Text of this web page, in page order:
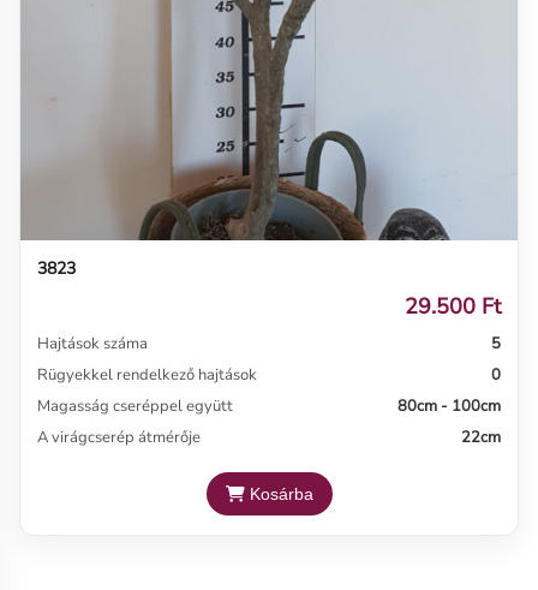
3823
29.500 Ft
Hajtások száma
5
Rügyekkel rendelkező hajtások
0
Magasság cseréppel együtt
80cm - 100cm
A virágcserép átmérője
22cm
Kosárba